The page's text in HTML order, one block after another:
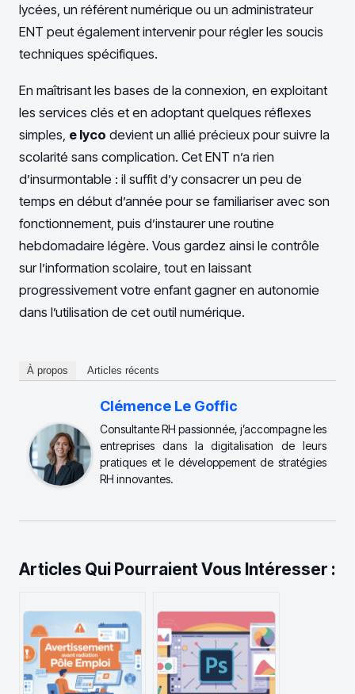
lycées, un référent numérique ou un administrateur
ENT peut également intervenir pour régler les soucis
techniques spécifiques.
En maîtrisant les bases de la connexion, en exploitant
les services clés et en adoptant quelques réflexes
simples, e lyco devient un allié précieux pour suivre la
scolarité sans complication. Cet ENT n’a rien
d’insurmontable : il suffit d’y consacrer un peu de
temps en début d’année pour se familiariser avec son
fonctionnement, puis d’instaurer une routine
hebdomadaire légère. Vous gardez ainsi le contrôle
sur l’information scolaire, tout en laissant
progressivement votre enfant gagner en autonomie
dans l’utilisation de cet outil numérique.
À propos Articles récents
Clémence Le Goffic
Consultante RH passionnée, j’accompagne les
entreprises dans la digitalisation de leurs
pratiques et le développement de stratégies
RH innovantes.
Articles Qui Pourraient Vous Intéresser :